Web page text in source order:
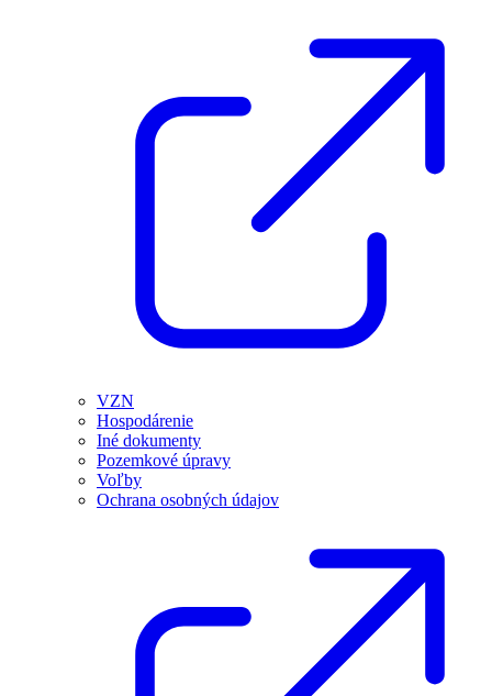
VZN
Hospodárenie
Iné dokumenty
Pozemkové úpravy
Voľby
Ochrana osobných údajov